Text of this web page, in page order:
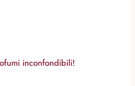
inconfondibili!